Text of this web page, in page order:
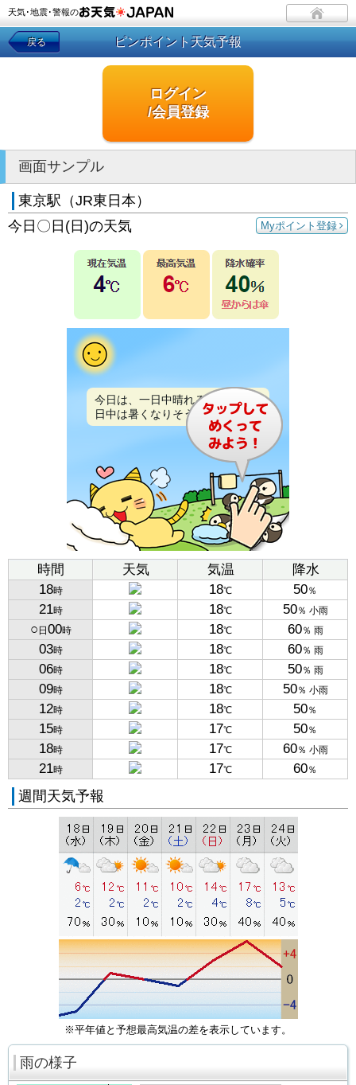
天気･地震･警報の
戻る ピンポイント天気予報
ログイン
/会員登録
画面サンプル
東京駅（JR東日本）
Myポイント登録
今日〇日(日)の天気
今日は、一日中晴れるでしょう。
日中は暑くなりそうです。
時間 天気 気温
降水
18時 18℃ 50％
21時 18℃ 50％ 小雨
○ 日 00時 18℃ 60％ 雨
03時 18℃ 60％ 雨
06時 18℃ 50％ 雨
09時 18℃ 50％ 小雨
12時 18℃ 50％
15時 17℃ 50％
18時 17℃ 60％ 小雨
21時 17℃ 60％
週間天気予報
※平年値と予想最高気温の差を表示しています。
雨の様子